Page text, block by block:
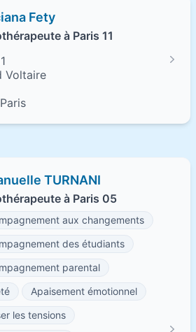
Fety
à Paris 11
Voltaire
TURNANI
à Paris 05
aux changements
des étudiants
parental
Apaisement émotionnel
les tensions